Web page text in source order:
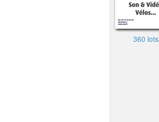
360 lots